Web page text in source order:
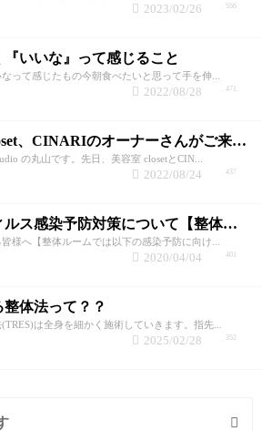
556
2023/02/26
『いいな』って感じること
って感じたもの今朝食べたいと思って手を伸...
471
2022/08/28
姉妹店 Closet、CINARIのオーナーさんがご来店！
の丸山です。先日、美容室 closetとCIN...
437
2022/08/24
コロナウィルス感染予防対策について【整体をご利用のお客様へ安心して整体をご利用頂く為に】
様へ【整体ルームでは以下の感染予防に向け...
401
2020/04/04
体法って？？
は全身を細かく施術していきます。指先...
352
2025/02/28